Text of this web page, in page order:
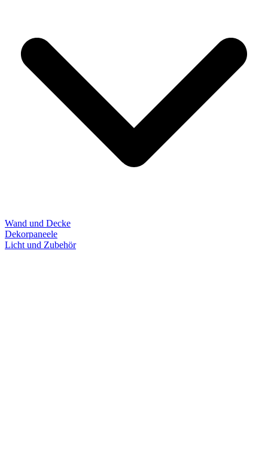
Wand und Decke
Dekorpaneele
Licht und Zubehör